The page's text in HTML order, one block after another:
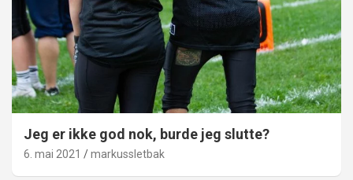
Jeg er ikke god nok, burde jeg slutte?
6. mai 2021 markussletbak